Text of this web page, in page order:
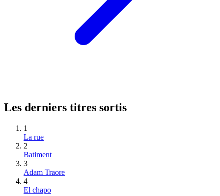
Les derniers titres sortis
1
La rue
2
Batiment
3
Adam Traore
4
El chapo